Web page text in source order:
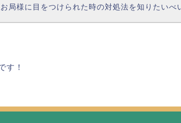
局様に目をつけられた時の対処法を知りたいべ
す！